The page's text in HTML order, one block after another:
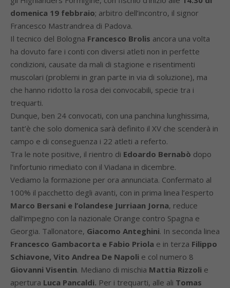
domenica 19 febbraio; arbitro dell’incontro, il signor
Francesco Mastrandrea di Padova.
Il tecnico del Bologna Francesco Brolis ancora una volta
ha dovuto fare i conti con diversi atleti non in perfette
condizioni, causate da mali di stagione e risentimenti
muscolari (problemi in gran parte in via di soluzione), ma
che hanno ridotto la rosa dei convocabili, specie tra i
trequarti.
Dunque, ben 24 convocati, con una panchina lunghissima,
tant’è che solo domenica sarà definito il XV che scenderà in
campo e di conseguenza i 22 atleti a referto.
Tra le note positive, il rientro di Edoardo Bernabò dopo
l’infortunio rimediato con il Viadana in dicembre.
Vediamo la formazione per ora annunciata. Confermato al
100% il pacchetto degli avanti, con in prima linea l’esperto
Marco Bersani e l’olandese Jurriaan Jorna, reduce
dall’impegno con la nazionale Orange contro Spagna e
Georgia. Tallonatore, Giacomo Anteghini. In seconda linea
Francesco Gambacorta e Fabio Priola e in terza Filippo
Schiavone, Vito Andrea De Napoli e col numero 8
Giovanni Visentin. Mediano di mischia Mattia Rizzoli e
apertura Luca Pancaldi. Per i trequarti, alle ali Tomas